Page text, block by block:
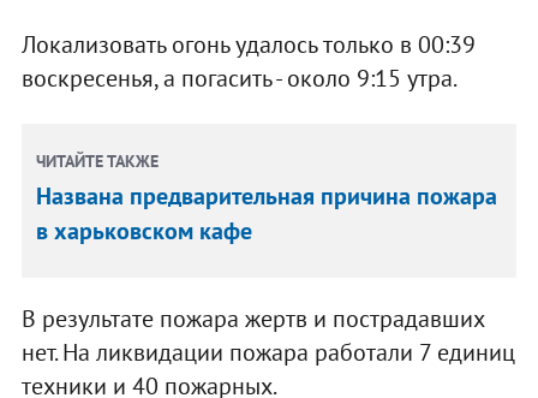
Локализовать огонь удалось только в 00:39
воскресенья, а погасить - около 9:15 утра.
ЧИТАЙТЕ ТАКЖЕ
Названа предварительная причина пожара
в харьковском кафе
В результате пожара жертв и пострадавших
нет. На ликвидации пожара работали 7 единиц
техники и 40 пожарных.